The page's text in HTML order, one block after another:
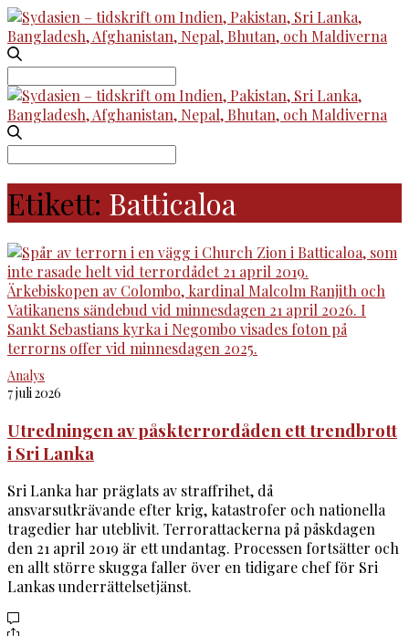
Search
for:
Search
Etikett: Batticaloa
Analys
7 juli 2026
Utredningen av påskterrordåden ett trendbrott
i Sri Lanka
Sri Lanka har präglats av straffrihet, då
ansvarsutkrävande efter krig, katastrofer och nationella
tragedier har uteblivit. Terrorattackerna på påskdagen
den 21 april 2019 är ett undantag. Processen fortsätter och
en allt större skugga faller över en tidigare chef för Sri
Lankas underrättelsetjänst.